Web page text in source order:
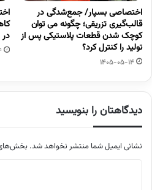
اختصاصی بسپار/ جمع‌شدگی در
قالب‌گیری تزریقی؛ چگونه می توان
کوچک شدن قطعات پلاستیکی پس از
تولید را کنترل کرد؟
1405-05-14
دیدگاهتان را بنویسید
نشانی ایمیل شما منتشر نخواهد شد. بخش‌های